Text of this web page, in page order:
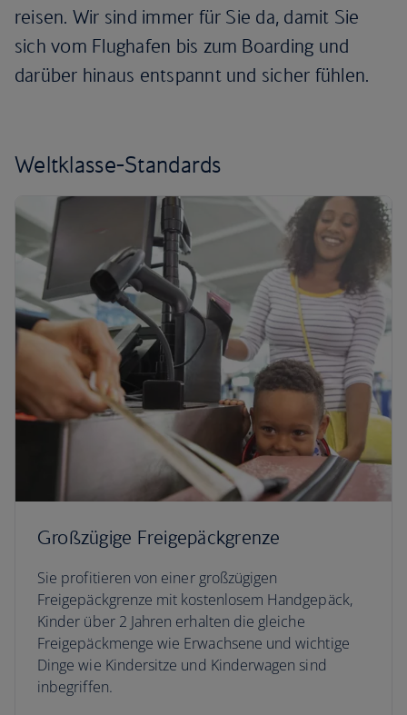
reisen. Wir sind immer für Sie da, damit Sie
sich vom Flughafen bis zum Boarding und
darüber hinaus entspannt und sicher fühlen.
Weltklasse-Standards
Großzügige Freigepäckgrenze
Sie profitieren von einer großzügigen
Freigepäckgrenze mit kostenlosem Handgepäck,
Kinder über 2 Jahren erhalten die gleiche
Freigepäckmenge wie Erwachsene und wichtige
Dinge wie Kindersitze und Kinderwagen sind
inbegriffen.